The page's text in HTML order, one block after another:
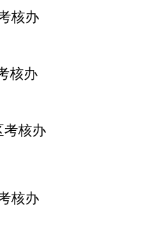
核办
核办
考核办
核办